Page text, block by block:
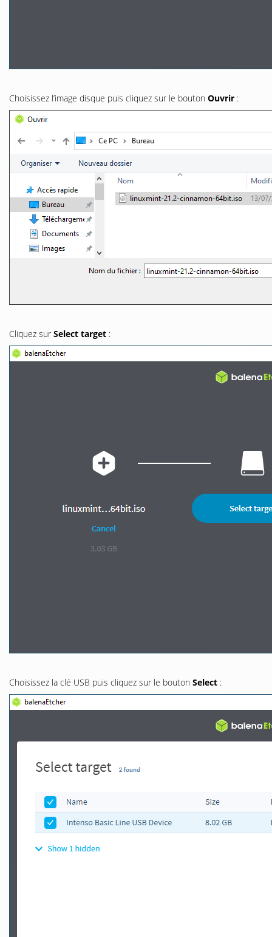
Choisissez l’image disque puis cliquez sur le bouton Ouvrir :
Cliquez sur Select target :
Choisissez la clé USB puis cliquez sur le bouton Select :